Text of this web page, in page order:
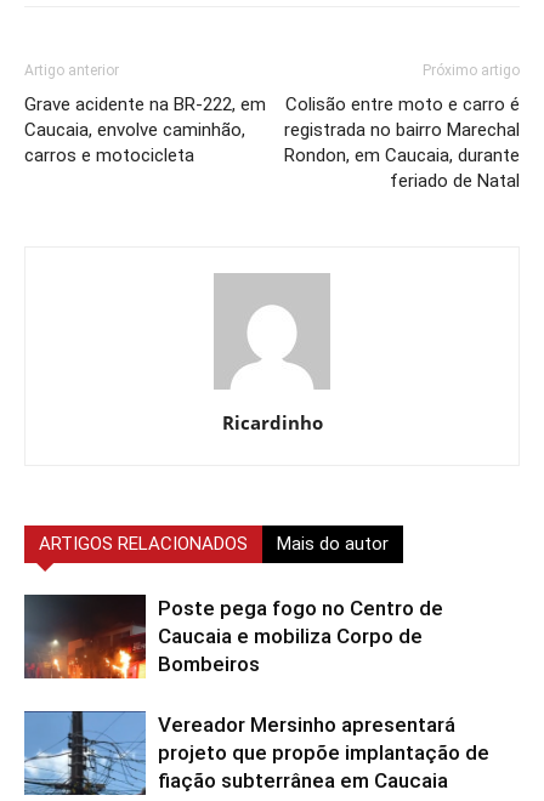
Artigo anterior
Grave acidente na BR-222, em
Caucaia, envolve caminhão,
carros e motocicleta
Próximo artigo
Colisão entre moto e carro é
registrada no bairro Marechal
Rondon, em Caucaia, durante
feriado de Natal
Ricardinho
ARTIGOS RELACIONADOS Mais do autor
Poste pega fogo no Centro de
Caucaia e mobiliza Corpo de
Bombeiros
Vereador Mersinho apresentará
projeto que propõe implantação de
fiação subterrânea em Caucaia